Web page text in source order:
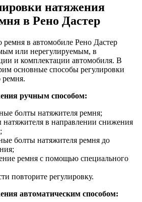
натяжения
в Рено Дастер
в автомобиле Рено Дастер
или нерегулируемым, в
и комплектации автомобиля. В
основные способы регулировки
ремня.
ручным способом:
болты натяжителя ремня;
в направлении снижения
болты натяжителя ремня до
ремня с помощью специального
повторите регулировку.
автоматическим способом: